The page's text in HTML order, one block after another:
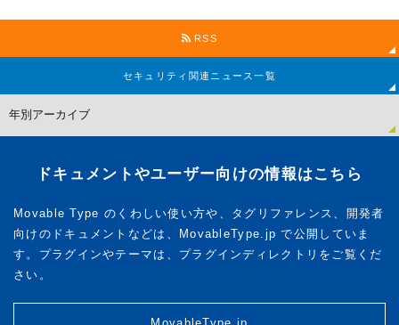
RSS
セキュリティ関連 ニュース一覧
ドキュメントやユーザー向けの情報はこちら
Movable Type のくわしい使い方や、タグリファレンス、開発者
向けのドキュメントなどは、MovableType.jp で公開していま
す。プラグインやテーマは、プラグインディレクトリをご覧くだ
さい。